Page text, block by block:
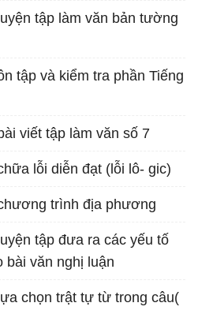
tập làm văn bản tường
tập và kiểm tra phần Tiếng
viết tập làm văn số 7
lỗi diễn đạt (lỗi lô- gic)
trình địa phương
tập đưa ra các yếu tố
bài văn nghị luận
chọn trật tự từ trong câu(